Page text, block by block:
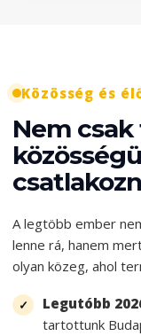
Közösség és
Nem
A legtöbb ember
lenne rá, hanem
olyan közeg, ahol
Legutóbb
tartottunk